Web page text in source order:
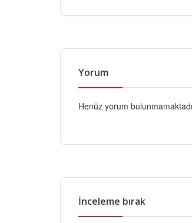
Yorum
Henüz yorum
İnceleme bırak